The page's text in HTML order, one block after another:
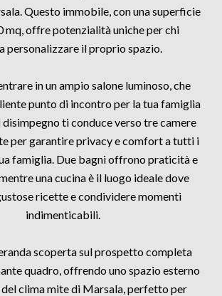
Questo immobile, con una superficie
mq, offre potenzialità uniche per chi
personalizzare il proprio spazio.
in un ampio salone luminoso, che
punto di incontro per la tua famiglia
disimpegno ti conduce verso tre camere
per garantire privacy e comfort a tutti i
famiglia. Due bagni offrono praticità e
una cucina è il luogo ideale dove
ricette e condividere momenti
indimenticabili.
scoperta sul prospetto completa
quadro, offrendo uno spazio esterno
clima mite di Marsala, perfetto per